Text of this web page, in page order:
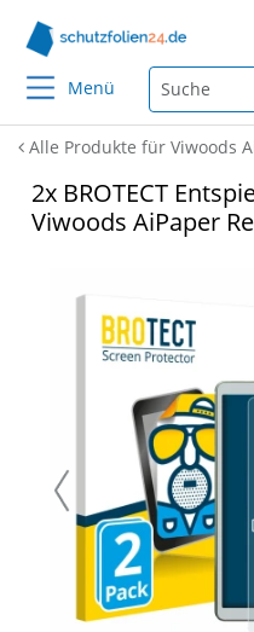
Menü
Alle Produkte für Viwoods
2x BROTECT
Viwoods AiPaper